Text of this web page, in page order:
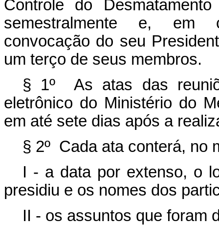
Controle do
semestralmente e, em
convocação do seu
um terço de seus membros.
§ 1º As atas das
eletrônico do Ministério do
em até sete dias após a
§ 2º Cada ata conterá, no
I - a data por extenso, o
presidiu e os nomes dos
II - os assuntos que foram